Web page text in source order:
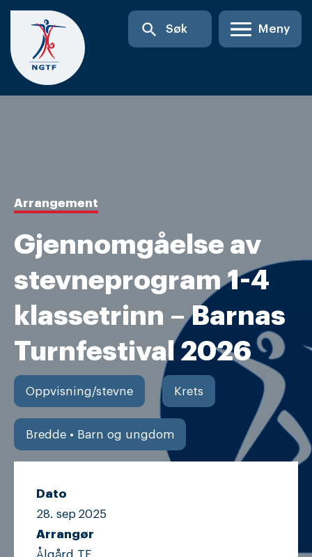
Skip
content
search Søk Meny
Arrangement
Gjennomgåelse av
stevneprogram 1-4
klassetrinn – Barnas
Turnfestival 2026
Oppvisning/stevne Krets
Bredde • Barn og ungdom
Dato
28. sep 2025
Arrangør